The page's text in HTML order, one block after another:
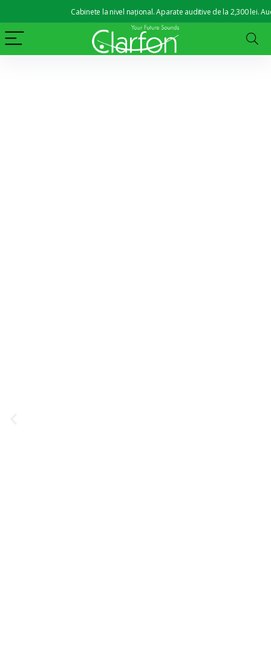
Cabinete la nivel național. Aparate auditive de la 2,300 lei. Audiogramă